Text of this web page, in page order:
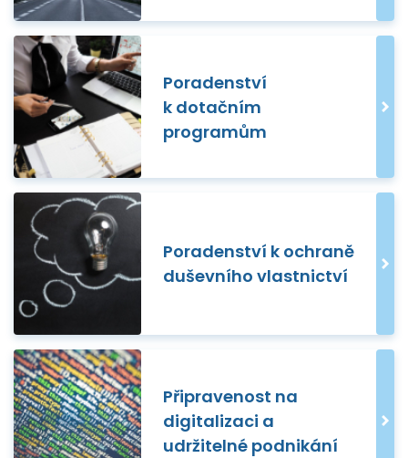
Poradenství
k dotačním
programům
Poradenství k ochraně
duševního vlastnictví
Připravenost na
digitalizaci a
udržitelné podnikání